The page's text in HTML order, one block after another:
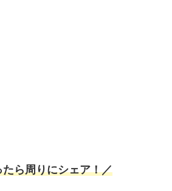
たら周りにシェア！／